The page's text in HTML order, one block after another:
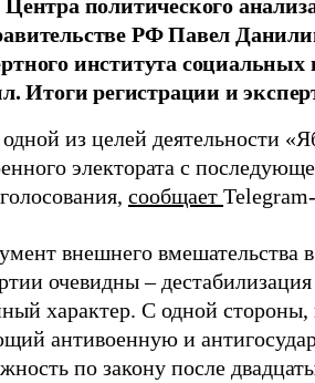
РФ Павел
института
Итоги регистрации и
из целей деятельности
электората с
сообщает
внешнего
очевидны –
характер. С одной
антивоенную и
по закону после